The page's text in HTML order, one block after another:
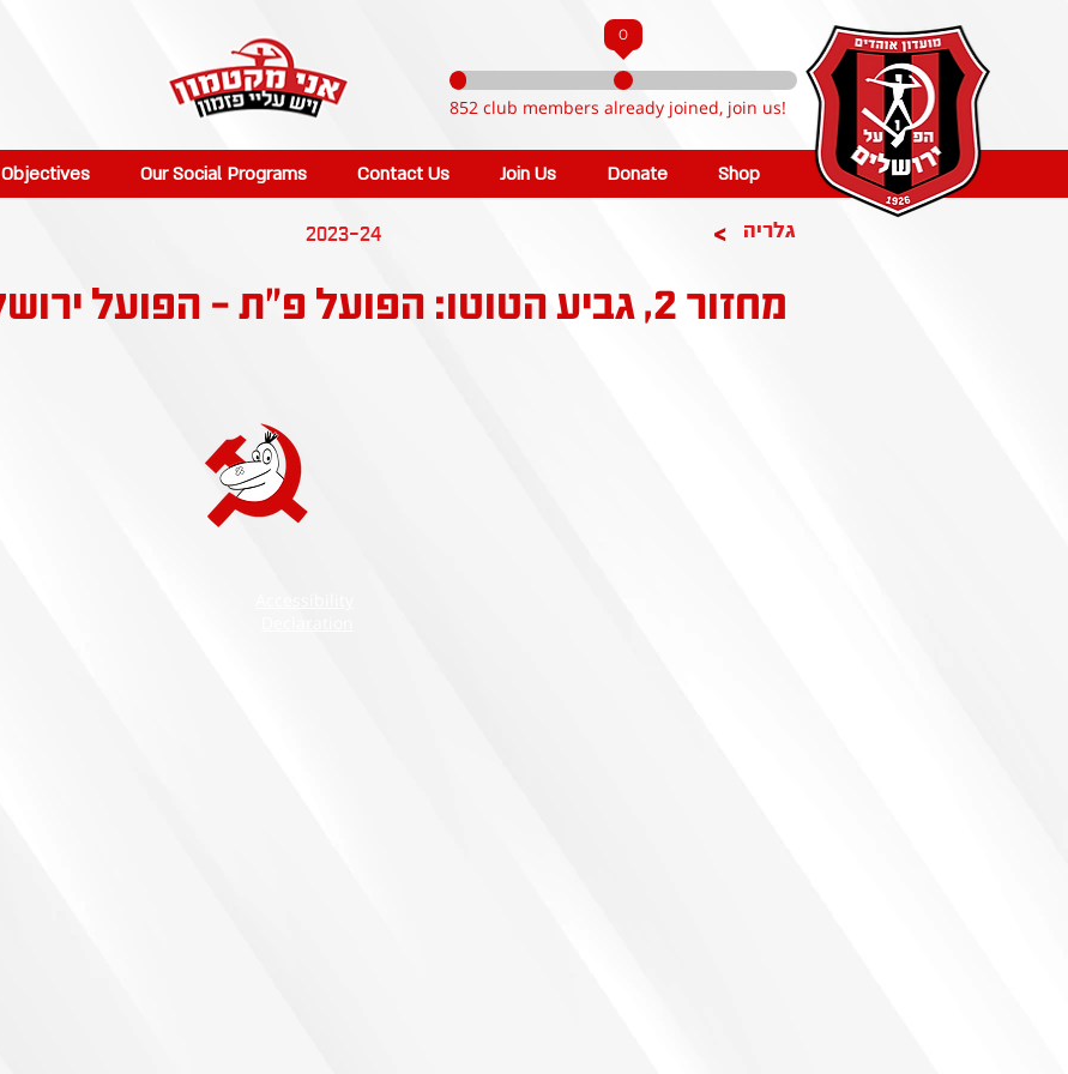
0
852 club members already joined, join us!
Objectives Our Social Programs Contact Us Join Us Donate Shop
>
2023-24 גלריה
מחזור 2, גביע הטוטו: הפועל פ"ת - הפועל ירושלים